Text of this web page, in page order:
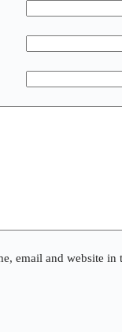
email and website in